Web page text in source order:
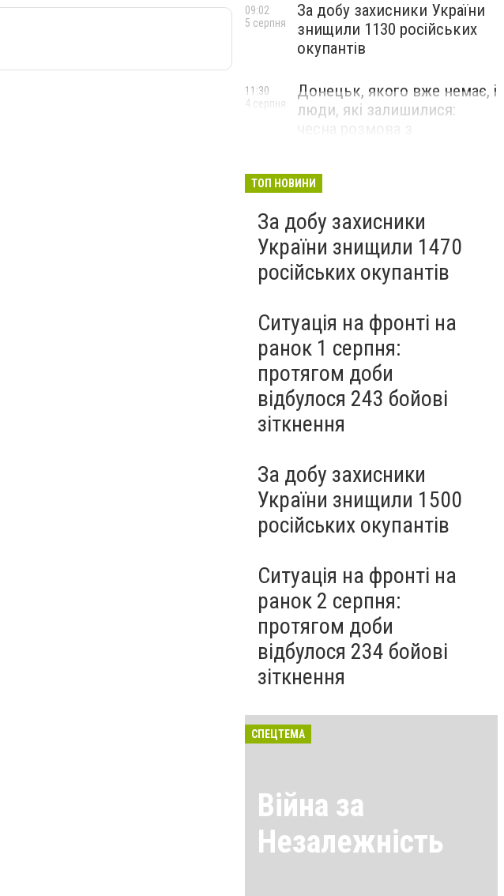
За добу захисники України
знищили 1130 російських
окупантів
09:02
5 серпня
Донецьк, якого вже немає, і
люди, які залишилися:
11:30
4 серпня
ТОП НОВИНИ
За добу захисники
України знищили 1470
російських окупантів
Ситуація на фронті на
ранок 1 серпня:
протягом доби
відбулося 243 бойові
зіткнення
За добу захисники
України знищили 1500
російських окупантів
Ситуація на фронті на
ранок 2 серпня:
протягом доби
відбулося 234 бойові
зіткнення
СПЕЦТЕМА
Війна за
Незалежність